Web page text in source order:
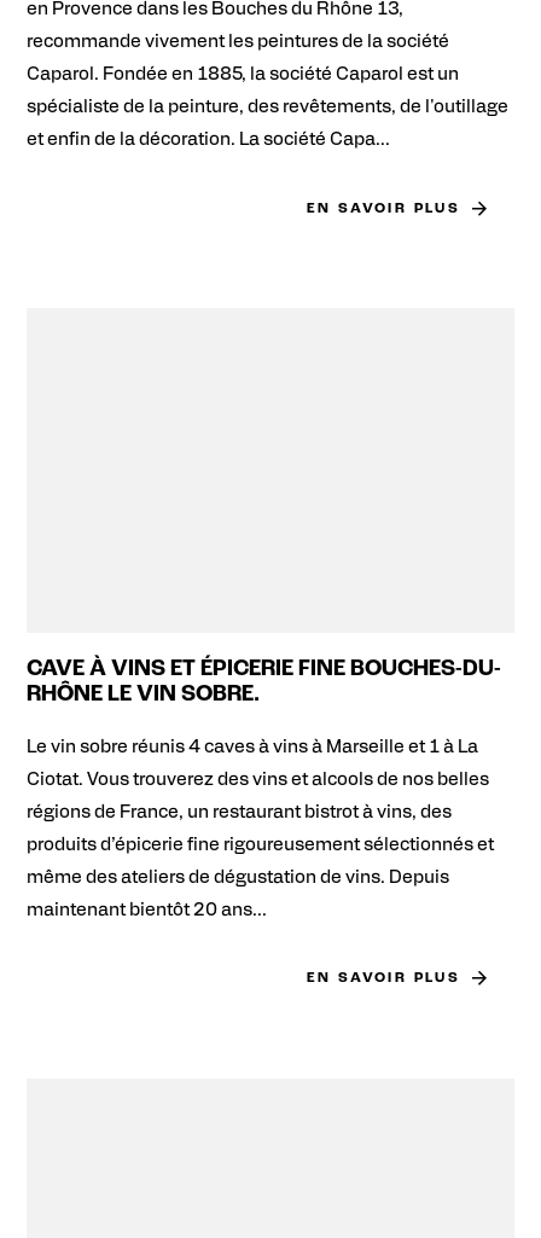
en Provence dans les Bouches du Rhône 13,
recommande vivement les peintures de la société
Caparol. Fondée en 1885, la société Caparol est un
spécialiste de la peinture, des revêtements, de l'outillage
et enfin de la décoration. La société Capa...
EN SAVOIR PLUS
CAVE À VINS ET ÉPICERIE FINE BOUCHES-DU-
RHÔNE LE VIN SOBRE.
Le vin sobre réunis 4 caves à vins à Marseille et 1 à La
Ciotat. Vous trouverez des vins et alcools de nos belles
régions de France, un restaurant bistrot à vins, des
produits d’épicerie fine rigoureusement sélectionnés et
même des ateliers de dégustation de vins. Depuis
maintenant bientôt 20 ans...
EN SAVOIR PLUS